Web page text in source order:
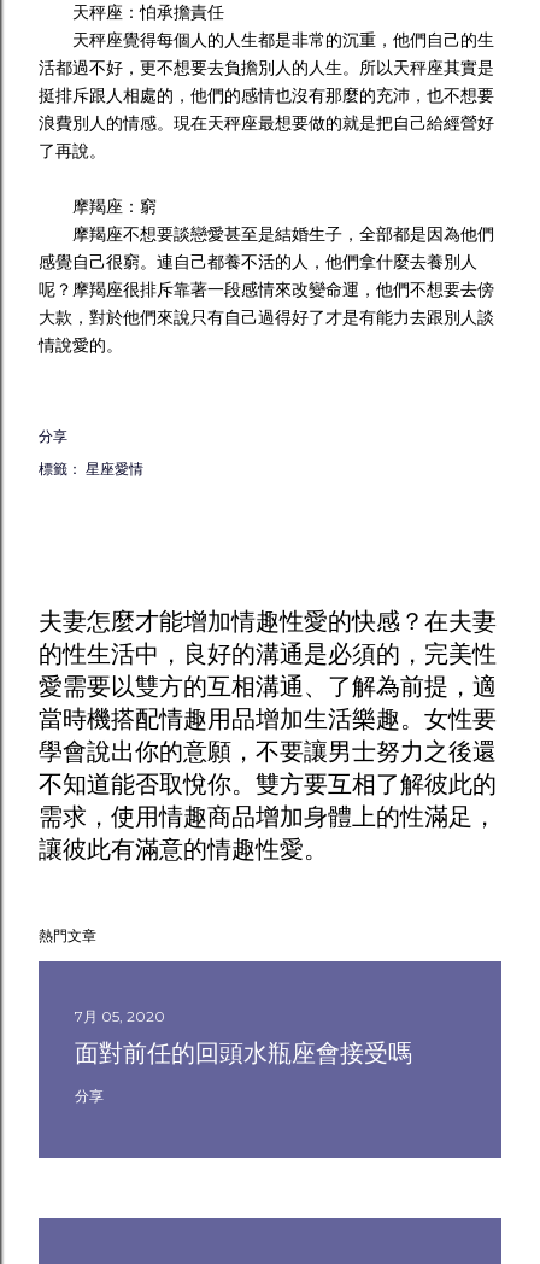
天秤座：怕承擔責任
天秤座覺得每個人的人生都是非常的沉重，他們自己的生
活都過不好，更不想要去負擔別人的人生。所以天秤座其實是
挺排斥跟人相處的，他們的感情也沒有那麼的充沛，也不想要
浪費別人的情感。現在天秤座最想要做的就是把自己給經營好
了再說。
摩羯座：窮
摩羯座不想要談戀愛甚至是結婚生子，全部都是因為他們
感覺自己很窮。連自己都養不活的人，他們拿什麼去養別人
呢？摩羯座很排斥靠著一段感情來改變命運，他們不想要去傍
大款，對於他們來說只有自己過得好了才是有能力去跟別人談
情說愛的。
分享
標籤： 星座愛情
夫妻怎麼才能增加情趣性愛的快感？在夫妻
的性生活中，良好的溝通是必須的，完美性
愛需要以雙方的互相溝通、了解為前提，適
當時機搭配情趣用品增加生活樂趣。女性要
學會說出你的意願，不要讓男士努力之後還
不知道能否取悅你。雙方要互相了解彼此的
需求，使用情趣商品增加身體上的性滿足，
讓彼此有滿意的情趣性愛。
熱門文章
7月 05, 2020
面對前任的回頭水瓶座會接受嗎
分享